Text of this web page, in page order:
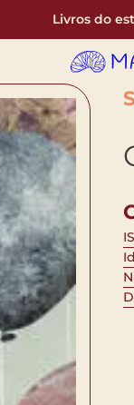
Livros do